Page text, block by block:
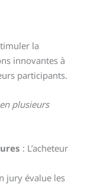
la
innovantes à
participants.
plusieurs
: L’acheteur
jury évalue les